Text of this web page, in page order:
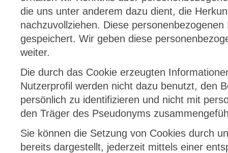
die uns unter anderem dazu dient, die
nachzuvollziehen. Diese
gespeichert. Wir geben diese
weiter.
Die durch das Cookie erzeugten
Nutzerprofil werden nicht dazu benutzt, den
persönlich zu identifizieren und nicht mit
den Träger des Pseudonyms
Sie können die Setzung von Cookies durch
bereits dargestellt, jederzeit mittels einer